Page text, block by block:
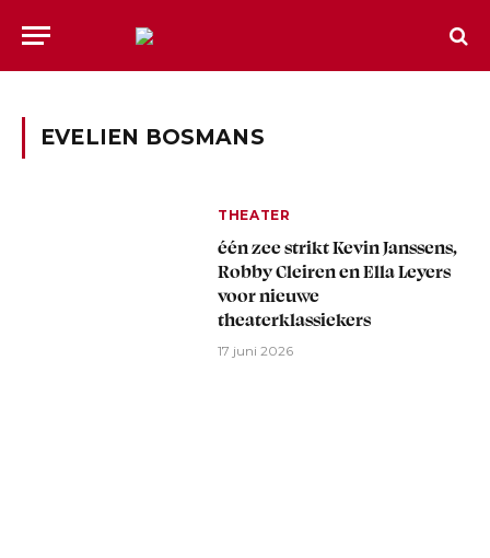
EVELIEN BOSMANS
THEATER
één zee strikt Kevin Janssens,
Robby Cleiren en Ella Leyers
voor nieuwe
theaterklassiekers
17 juni 2026